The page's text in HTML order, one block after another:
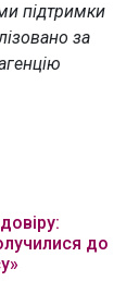
підтримки
за
до